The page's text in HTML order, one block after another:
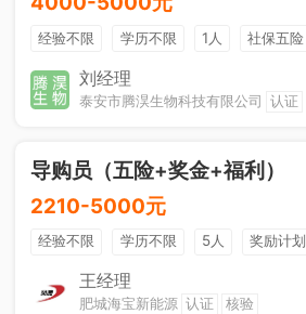
经验不限 学历不限 1人 社保五险
节日福利刘经理
泰安市腾淏生物科技有限公司 认证
导购员（五险+奖金+福利）
2210-5000元
经验不限 学历不限 5人
奖励计划
销售奖金
社保五险
王经理
肥城海宝新能源 认证 核验